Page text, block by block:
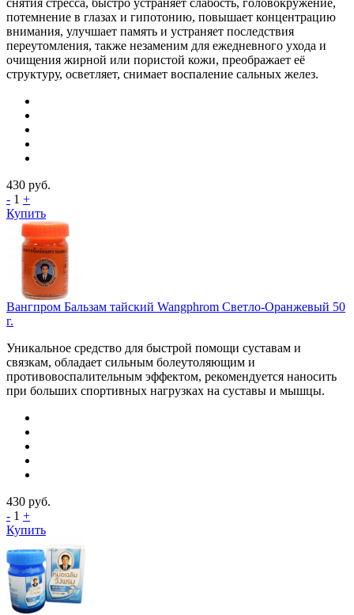
потемнение в глазах и гипотонию, повышает концентрацию
внимания, улучшает память и устраняет последствия
переутомления, также незаменим для ежедневного ухода и
очищения жирной или пористой кожи, преображает её
структуру, осветляет, снимает воспаление сальных желез.
430 руб.
- 1 +
Купить
Вангпром Бальзам тайский Wangphrom Светло-Оранжевый 50
г.
Уникальное средство для быстрой помощи суставам и
связкам, обладает сильным болеутоляющим и
противовоспалительным эффектом, рекомендуется наносить
при больших спортивных нагрузках на суставы и мышцы.
430 руб.
- 1 +
Купить